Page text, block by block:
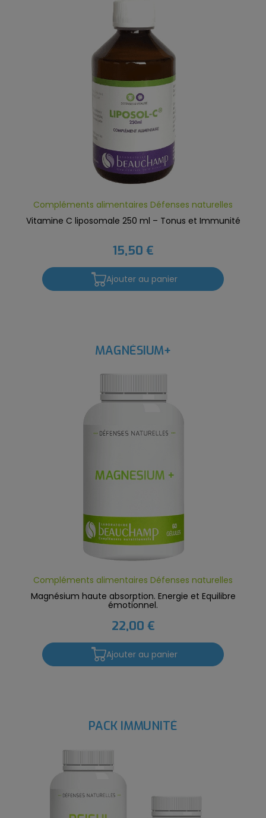
Compléments alimentaires Défenses naturelles
Vitamine C liposomale 250 ml – Tonus et Immunité
15,50 €
Ajouter au panier
MAGNÉSIUM+
Compléments alimentaires Défenses naturelles
Magnésium haute absorption. Energie et Equilibre
émotionnel.
22,00 €
Ajouter au panier
PACK IMMUNITÉ